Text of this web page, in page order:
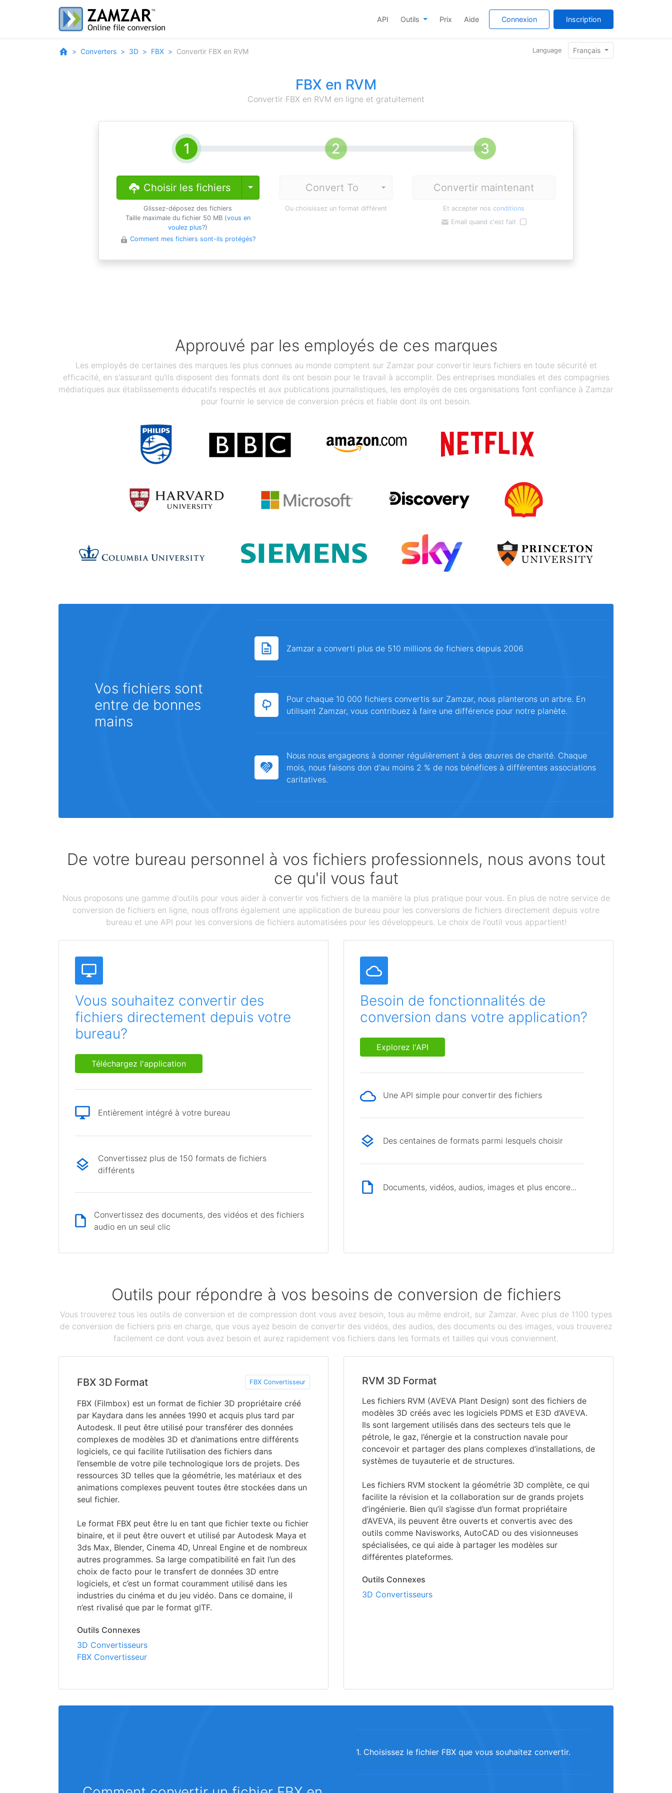
API Outils Prix Aide Connexion Inscription
Converters 3D FBX Convertir FBX en RVM Language Français
FBX en RVM
Convertir FBX en RVM en ligne et gratuitement
Choisir les fichiers Toggle Dropdown
Glissez-déposez des fichiers
Taille maximale du fichier 50 MB (vous en
voulez plus?)
Comment mes fichiers sont-ils protégés?
Ou choisissez un format différent
Convertir maintenant
Et accepter nosconditions
Email quand c'est fait
Approuvé par les employés de ces marques
Les employés de certaines des marques les plus connues au monde comptent sur Zamzar pour convertir leurs fichiers en toute sécurité et
efficacité, en s'assurant qu'ils disposent des formats dont ils ont besoin pour le travail à accomplir. Des entreprises mondiales et des compagnies
médiatiques aux établissements éducatifs respectés et aux publications journalistiques, les employés de ces organisations font confiance à Zamzar
pour fournir le service de conversion précis et fiable dont ils ont besoin.
Vos fichiers sont
entre de bonnes
mains
Zamzar a converti plus de 510 millions de fichiers depuis 2006
Pour chaque 10 000 fichiers convertis sur Zamzar, nous planterons un arbre. En
utilisant Zamzar, vous contribuez à faire une différence pour notre planète.
Nous nous engageons à donner régulièrement à des œuvres de charité. Chaque
mois, nous faisons don d'au moins 2 % de nos bénéfices à différentes associations
caritatives.
De votre bureau personnel à vos fichiers professionnels, nous avons tout
ce qu'il vous faut
Nous proposons une gamme d'outils pour vous aider à convertir vos fichiers de la manière la plus pratique pour vous. En plus de notre service de
conversion de fichiers en ligne, nous offrons également une application de bureau pour les conversions de fichiers directement depuis votre
bureau et une API pour les conversions de fichiers automatisées pour les développeurs. Le choix de l'outil vous appartient!
Vous souhaitez convertir des
fichiers directement depuis votre
bureau?
Téléchargez l'application
Entièrement intégré à votre bureau
Convertissez plus de 150 formats de fichiers
différents
Convertissez des documents, des vidéos et des fichiers
audio en un seul clic
Besoin de fonctionnalités de
conversion dans votre application?
Explorez l'API
Une API simple pour convertir des fichiers
Des centaines de formats parmi lesquels choisir
Documents, vidéos, audios, images et plus encore...
Outils pour répondre à vos besoins de conversion de fichiers
Vous trouverez tous les outils de conversion et de compression dont vous avez besoin, tous au même endroit, sur Zamzar. Avec plus de 1100 types
de conversion de fichiers pris en charge, que vous ayez besoin de convertir des vidéos, des audios, des documents ou des images, vous trouverez
facilement ce dont vous avez besoin et aurez rapidement vos fichiers dans les formats et tailles qui vous conviennent.
FBX 3D Format FBX Convertisseur
FBX (Filmbox) est un format de fichier 3D propriétaire créé
par Kaydara dans les années 1990 et acquis plus tard par
Autodesk. Il peut être utilisé pour transférer des données
complexes de modèles 3D et d’animations entre différents
logiciels, ce qui facilite l’utilisation des fichiers dans
l’ensemble de votre pile technologique lors de projets. Des
ressources 3D telles que la géométrie, les matériaux et des
animations complexes peuvent toutes être stockées dans un
seul fichier.
Le format FBX peut être lu en tant que fichier texte ou fichier
binaire, et il peut être ouvert et utilisé par Autodesk Maya et
3ds Max, Blender, Cinema 4D, Unreal Engine et de nombreux
autres programmes. Sa large compatibilité en fait l’un des
choix de facto pour le transfert de données 3D entre
logiciels, et c’est un format couramment utilisé dans les
industries du cinéma et du jeu vidéo. Dans ce domaine, il
n’est rivalisé que par le format glTF.
Outils Connexes
3D Convertisseurs
FBX Convertisseur
RVM 3D Format
Les fichiers RVM (AVEVA Plant Design) sont des fichiers de
modèles 3D créés avec les logiciels PDMS et E3D d’AVEVA.
Ils sont largement utilisés dans des secteurs tels que le
pétrole, le gaz, l’énergie et la construction navale pour
concevoir et partager des plans complexes d’installations, de
systèmes de tuyauterie et de structures.
Les fichiers RVM stockent la géométrie 3D complète, ce qui
facilite la révision et la collaboration sur de grands projets
d’ingénierie. Bien qu’il s’agisse d’un format propriétaire
d’AVEVA, ils peuvent être ouverts et convertis avec des
outils comme Navisworks, AutoCAD ou des visionneuses
spécialisées, ce qui aide à partager les modèles sur
différentes plateformes.
Outils Connexes
3D Convertisseurs
1. Choisissez le fichier FBX que vous souhaitez convertir.